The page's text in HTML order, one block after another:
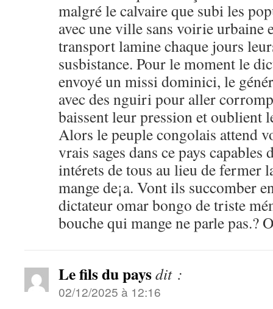
malgré le calvaire que subi les
avec une ville sans voirie urbaine
transport lamine chaque jours
susbistance. Pour le moment le
envoyé un missi dominici, le
avec des nguiri pour aller
baissent leur pression et oublient
Alors le peuple congolais attend
vrais sages dans ce pays
intérets de tous au lieu de fermer
mange de¡a. Vont ils succomber
dictateur omar bongo de triste
bouche qui mange ne parle pas.?
Le fils du paysdit :
02/12/2025 à 12:16